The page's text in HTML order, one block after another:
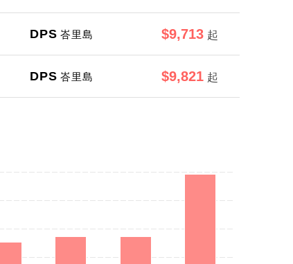
DPS 峇里島 $9,713 起
DPS 峇里島 $9,821 起